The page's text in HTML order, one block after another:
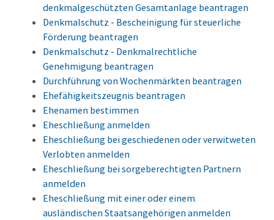
denkmalgeschützten Gesamtanlage beantragen
Denkmalschutz - Bescheinigung für steuerliche
Förderung beantragen
Denkmalschutz - Denkmalrechtliche
Genehmigung beantragen
Durchführung von Wochenmärkten beantragen
Ehefähigkeitszeugnis beantragen
Ehenamen bestimmen
Eheschließung anmelden
Eheschließung bei geschiedenen oder verwitweten
Verlobten anmelden
Eheschließung bei sorgeberechtigten Partnern
anmelden
Eheschließung mit einer oder einem
ausländischen Staatsangehörigen anmelden